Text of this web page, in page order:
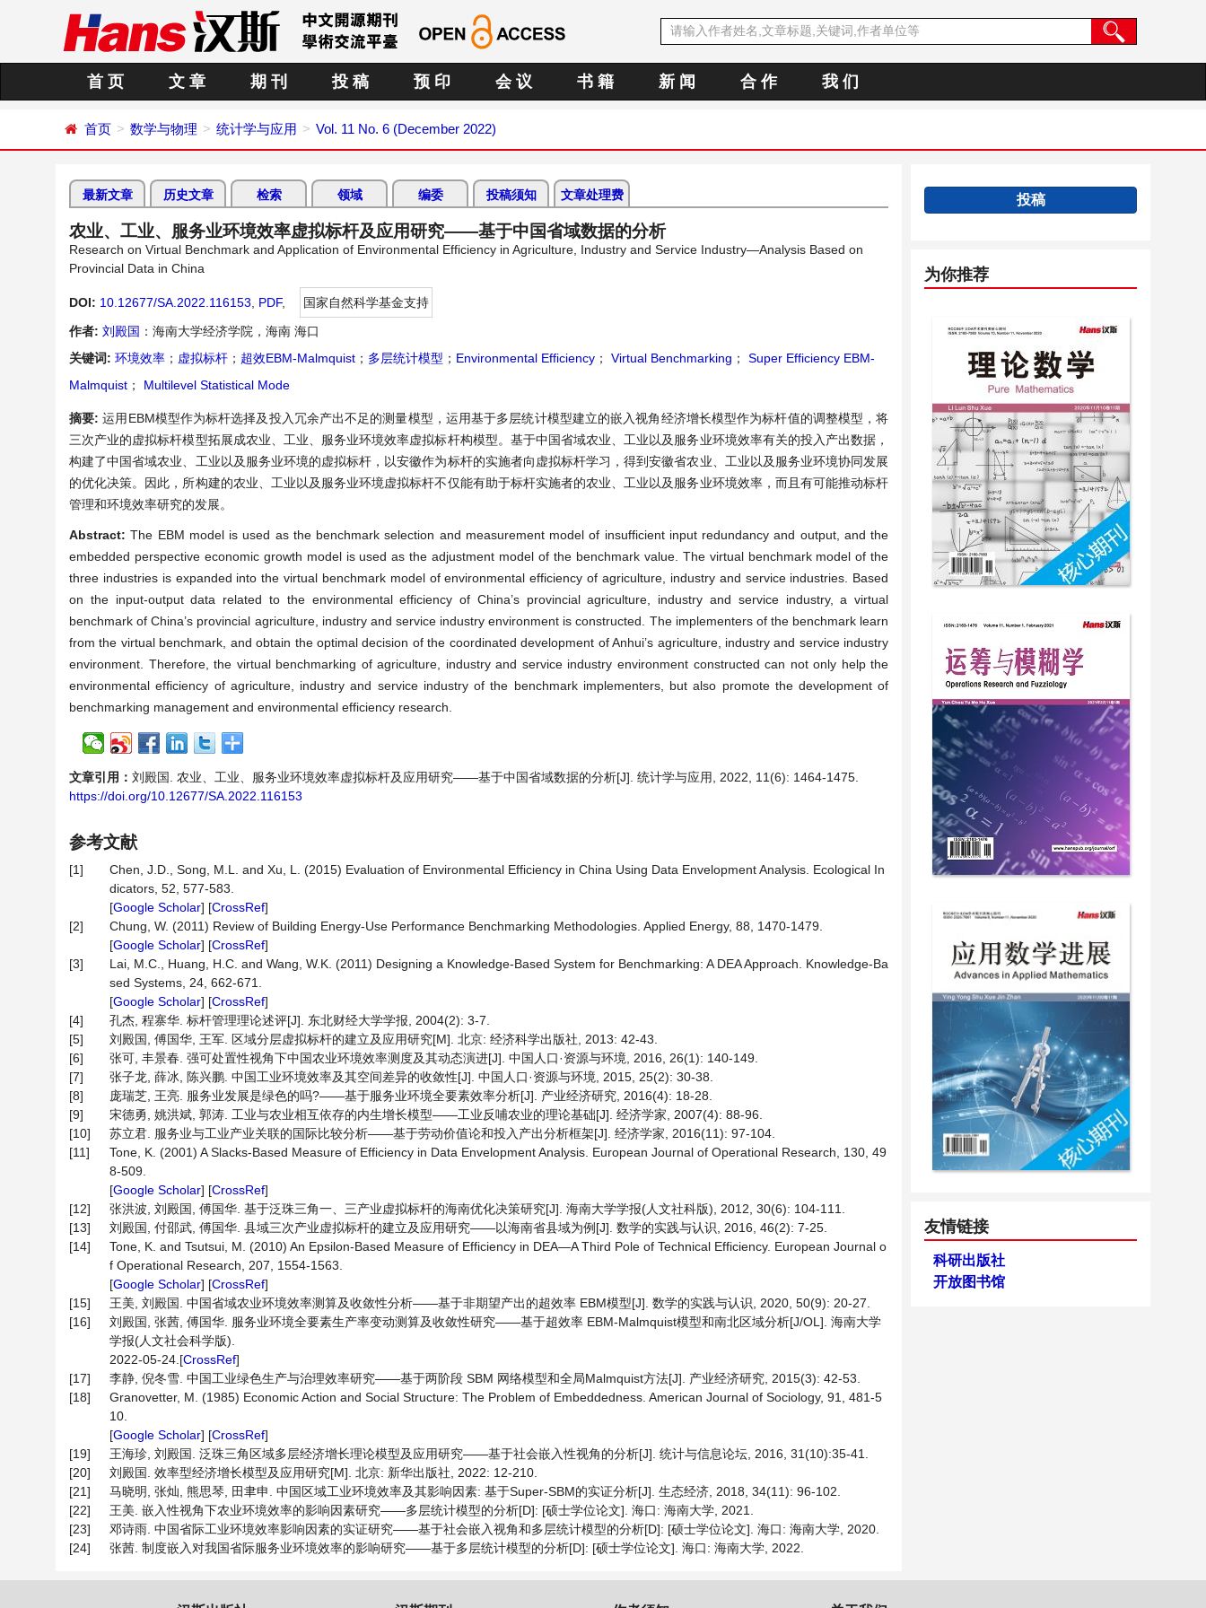
首 页 文 章 期 刊 投 稿 预 印 会 议 书 籍 新 闻 合 作 我 们
首页 数学与物理 统计学与应用 Vol. 11 No. 6 (December 2022)
最新文章 历史文章 检索 领域 编委 投稿须知 文章处理费
农业、工业、服务业环境效率虚拟标杆及应用研究——基于中国省域数据的分析
Research on Virtual Benchmark and Application of Environmental Efficiency in Agriculture, Industry and Service Industry—Analysis Based on
Provincial Data in China
DOI: 10.12677/SA.2022.116153 PDF,
国家自然科学基金支持
作者: 刘殿国 ：海南大学经济学院，海南 海口
关键词: 环境效率 ； 虚拟标杆 ； 超效EBM-Malmquist ； 多层统计模型 ； Environmental Efficiency ； Virtual Benchmarking ；
Super Efficiency EBM-
Malmquist ； Multilevel Statistical Mode
摘要:运用EBM模型作为标杆选择及投入冗余产出不足的测量模型，运用基于多层统计模型建立的嵌入视角经济增长模型作为标杆值的调整模型，将
三次产业的虚拟标杆模型拓展成农业、工业、服务业环境效率虚拟标杆构模型。基于中国省域农业、工业以及服务业环境效率有关的投入产出数据，
构建了中国省域农业、工业以及服务业环境的虚拟标杆，以安徽作为标杆的实施者向虚拟标杆学习，得到安徽省农业、工业以及服务业环境协同发展
的优化决策。因此，所构建的农业、工业以及服务业环境虚拟标杆不仅能有助于标杆实施者的农业、工业以及服务业环境效率，而且有可能推动标杆
管理和环境效率研究的发展。
Abstract:The EBM model is used as the benchmark selection and measurement model of insufficient input redundancy and output, and the
embedded perspective economic growth model is used as the adjustment model of the benchmark value. The virtual benchmark model of the
three industries is expanded into the virtual benchmark model of environmental efficiency of agriculture, industry and service industries. Based
on the input-output data related to the environmental efficiency of China’s provincial agriculture, industry and service industry, a virtual
benchmark of China’s provincial agriculture, industry and service industry environment is constructed. The implementers of the benchmark learn
from the virtual benchmark, and obtain the optimal decision of the coordinated development of Anhui’s agriculture, industry and service industry
environment. Therefore, the virtual benchmarking of agriculture, industry and service industry environment constructed can not only help the
environmental efficiency of agriculture, industry and service industry of the benchmark implementers, but also promote the development of
benchmarking management and environmental efficiency research.
文章引用： 刘殿国. 农业、工业、服务业环境效率虚拟标杆及应用研究——基于中国省域数据的分析[J]. 统计学与应用, 2022, 11(6): 1464-1475.
https://doi.org/10.12677/SA.2022.116153
参考文献
[1]
Chen, J.D., Song, M.L. and Xu, L. (2015) Evaluation of Environmental Efficiency in China Using Data Envelopment Analysis. Ecological In
dicators, 52, 577-583.
[Google Scholar] [CrossRef]
[2]
Chung, W. (2011) Review of Building Energy-Use Performance Benchmarking Methodologies. Applied Energy, 88, 1470-1479.
[Google Scholar] [CrossRef]
[3]
Lai, M.C., Huang, H.C. and Wang, W.K. (2011) Designing a Knowledge-Based System for Benchmarking: A DEA Approach. Knowledge-Ba
sed Systems, 24, 662-671.
[Google Scholar] [CrossRef]
[4]
孔杰, 程寨华. 标杆管理理论述评[J]. 东北财经大学学报, 2004(2): 3-7.
[5]
刘殿国, 傅国华, 王军. 区域分层虚拟标杆的建立及应用研究[M]. 北京: 经济科学出版社, 2013: 42-43.
[6]
张可, 丰景春. 强可处置性视角下中国农业环境效率测度及其动态演进[J]. 中国人口·资源与环境, 2016, 26(1): 140-149.
[7]
张子龙, 薛冰, 陈兴鹏. 中国工业环境效率及其空间差异的收敛性[J]. 中国人口·资源与环境, 2015, 25(2): 30-38.
[8]
庞瑞芝, 王亮. 服务业发展是绿色的吗?——基于服务业环境全要素效率分析[J]. 产业经济研究, 2016(4): 18-28.
[9]
宋德勇, 姚洪斌, 郭涛. 工业与农业相互依存的内生增长模型——工业反哺农业的理论基础[J]. 经济学家, 2007(4): 88-96.
[10]
苏立君. 服务业与工业产业关联的国际比较分析——基于劳动价值论和投入产出分析框架[J]. 经济学家, 2016(11): 97-104.
[11]
Tone, K. (2001) A Slacks-Based Measure of Efficiency in Data Envelopment Analysis. European Journal of Operational Research, 130, 49
8-509.
[Google Scholar] [CrossRef]
[12]
张洪波, 刘殿国, 傅国华. 基于泛珠三角一、三产业虚拟标杆的海南优化决策研究[J]. 海南大学学报(人文社科版), 2012, 30(6): 104-111.
[13]
刘殿国, 付邵武, 傅国华. 县域三次产业虚拟标杆的建立及应用研究——以海南省县域为例[J]. 数学的实践与认识, 2016, 46(2): 7-25.
[14]
Tone, K. and Tsutsui, M. (2010) An Epsilon-Based Measure of Efficiency in DEA—A Third Pole of Technical Efficiency. European Journal o
f Operational Research, 207, 1554-1563.
[Google Scholar] [CrossRef]
[15]
王美, 刘殿国. 中国省域农业环境效率测算及收敛性分析——基于非期望产出的超效率 EBM模型[J]. 数学的实践与认识, 2020, 50(9): 20-27.
[16]
刘殿国, 张茜, 傅国华. 服务业环境全要素生产率变动测算及收敛性研究——基于超效率 EBM-Malmquist模型和南北区域分析[J/OL]. 海南大学
学报(人文社会科学版).
2022-05-24.[CrossRef]
[17]
李静, 倪冬雪. 中国工业绿色生产与治理效率研究——基于两阶段 SBM 网络模型和全局Malmquist方法[J]. 产业经济研究, 2015(3): 42-53.
[18]
Granovetter, M. (1985) Economic Action and Social Structure: The Problem of Embeddedness. American Journal of Sociology, 91, 481-5
10.
[Google Scholar] [CrossRef]
[19]
王海珍, 刘殿国. 泛珠三角区域多层经济增长理论模型及应用研究——基于社会嵌入性视角的分析[J]. 统计与信息论坛, 2016, 31(10):35-41.
[20]
刘殿国. 效率型经济增长模型及应用研究[M]. 北京: 新华出版社, 2022: 12-210.
[21]
马晓明, 张灿, 熊思琴, 田聿申. 中国区域工业环境效率及其影响因素: 基于Super-SBM的实证分析[J]. 生态经济, 2018, 34(11): 96-102.
[22]
王美. 嵌入性视角下农业环境效率的影响因素研究——多层统计模型的分析[D]: [硕士学位论文]. 海口: 海南大学, 2021.
[23]
邓诗雨. 中国省际工业环境效率影响因素的实证研究——基于社会嵌入视角和多层统计模型的分析[D]: [硕士学位论文]. 海口: 海南大学, 2020.
[24]
张茜. 制度嵌入对我国省际服务业环境效率的影响研究——基于多层统计模型的分析[D]: [硕士学位论文]. 海口: 海南大学, 2022.
投稿
为你推荐
友情链接
科研出版社
开放图书馆